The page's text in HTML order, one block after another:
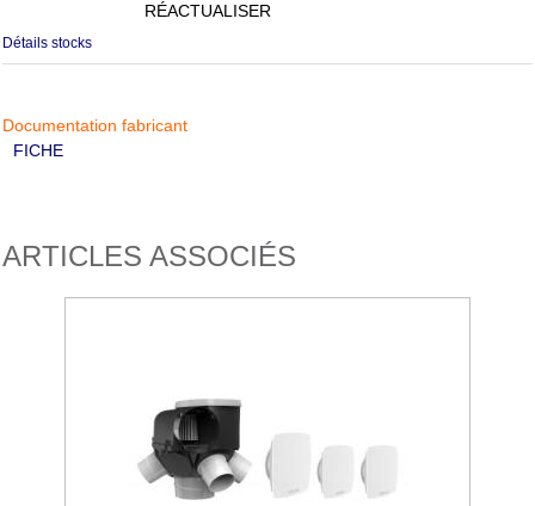
RÉACTUALISER
Détails stocks
Documentation fabricant
FICHE
ARTICLES ASSOCIÉS